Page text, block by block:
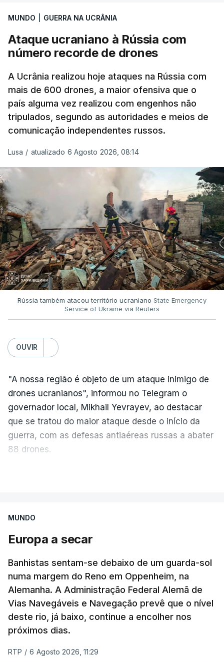
MUNDO GUERRA NA UCRÂNIA
Ataque ucraniano à Rússia com
número recorde de drones
A Ucrânia realizou hoje ataques na Rússia com
mais de 600 drones, a maior ofensiva que o
país alguma vez realizou com engenhos não
tripulados, segundo as autoridades e meios de
comunicação independentes russos.
Lusa / atualizado 6 Agosto 2026, 08:14
Rússia também atacou território ucraniano State Emergency
Service of Ukraine via Reuters
OUVIR
"A nossa região é objeto de um ataque inimigo de
drones ucranianos", informou no Telegram o
governador local, Mikhail Yevrayev, ao destacar
que se tratou do maior ataque desde o início da
guerra, com as defesas antiaéreas russas a abater
88 drones.
península da Crimeia e os mares Negro e de Azov.
O ataque ucraniano desta noite superou os
a 18 de junho e 389 a 25 de março. Segundo
Yevrayev, não houve mortos nem feridos em
consequência do ataque massivo contra Yaroslavl.
"Ardeu uma casa particular, em vários edifícios as
janelas sofreram danos, vários automóveis foram
danificados. Todas as vítimas receberão
MUNDO
Europa a secar
Banhistas sentam-se debaixo de um guarda-sol
numa margem do Reno em Oppenheim, na
Alemanha. A Administração Federal Alemã de
Vias Navegáveis e Navegação prevê que o nível
deste rio, já baixo, continue a encolher nos
próximos dias.
RTP / 6 Agosto 2026, 11:29